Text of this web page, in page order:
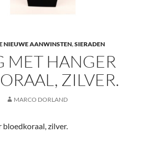
NIEUWE AANWINSTEN,SIERADEN
MET HANGER
ZILVER.
MARCO DORLAND
zilver.